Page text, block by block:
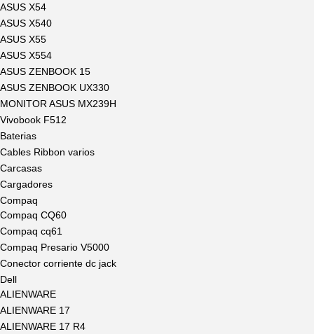
ASUS X54
ASUS X540
ASUS X55
ASUS X554
ASUS ZENBOOK 15
ASUS ZENBOOK UX330
MONITOR ASUS MX239H
Vivobook F512
Baterias
Cables Ribbon varios
Carcasas
Cargadores
Compaq
Compaq CQ60
Compaq cq61
Compaq Presario V5000
Conector corriente dc jack
Dell
ALIENWARE
ALIENWARE 17
ALIENWARE 17 R4